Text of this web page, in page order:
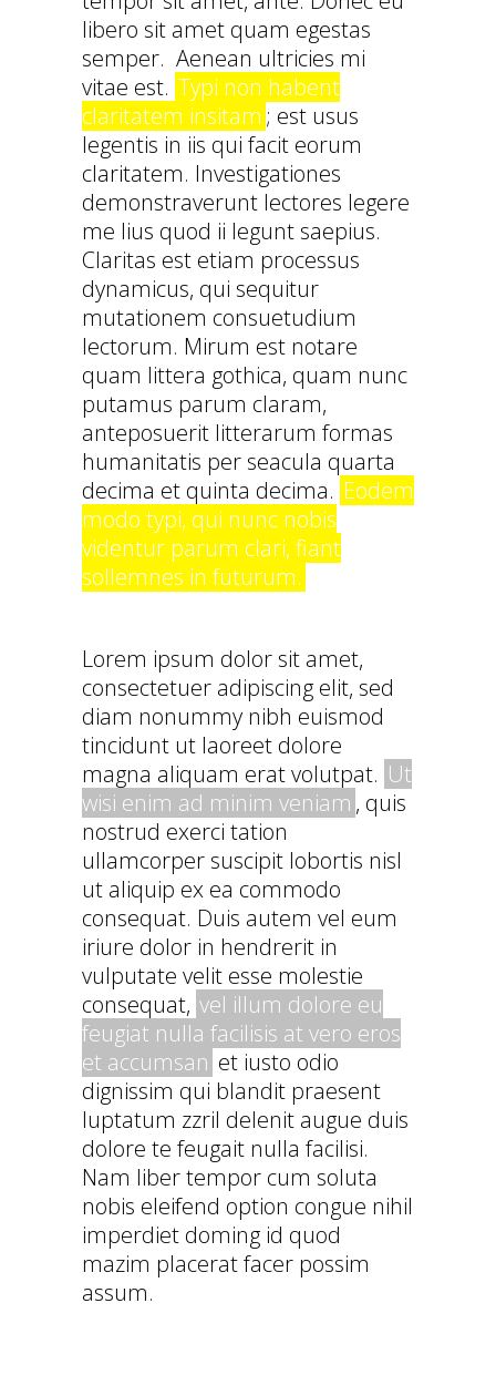
libero sit amet quam egestas
semper. Aenean ultricies mi
vitae est. Typi non habent
claritatem insitam ; est usus
legentis in iis qui facit eorum
claritatem. Investigationes
demonstraverunt lectores legere
me lius quod ii legunt saepius.
Claritas est etiam processus
dynamicus, qui sequitur
mutationem consuetudium
lectorum. Mirum est notare
quam littera gothica, quam nunc
putamus parum claram,
anteposuerit litterarum formas
humanitatis per seacula quarta
decima et quinta decima. Eodem
modo typi, qui nunc nobis
videntur parum clari, fiant
sollemnes in futurum.
Lorem ipsum dolor sit amet,
consectetuer adipiscing elit, sed
diam nonummy nibh euismod
tincidunt ut laoreet dolore
magna aliquam erat volutpat. Ut
wisi enim ad minim veniam , quis
nostrud exerci tation
ullamcorper suscipit lobortis nisl
ut aliquip ex ea commodo
consequat. Duis autem vel eum
iriure dolor in hendrerit in
vulputate velit esse molestie
consequat, vel illum dolore eu
feugiat nulla facilisis at vero eros
et accumsan et iusto odio
dignissim qui blandit praesent
luptatum zzril delenit augue duis
dolore te feugait nulla facilisi.
Nam liber tempor cum soluta
nobis eleifend option congue nihil
imperdiet doming id quod
mazim placerat facer possim
assum.